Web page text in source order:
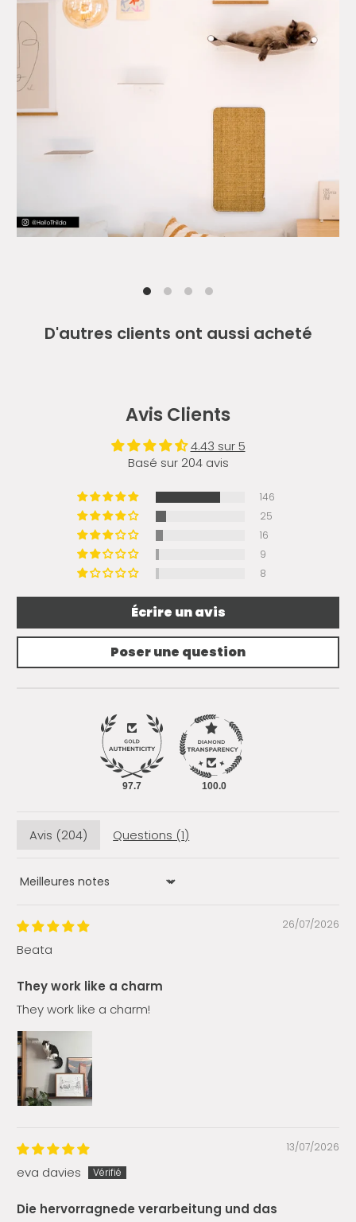
D'autres clients ont aussi acheté
Avis Clients
4.43 sur 5
Basé sur 204 avis
146
25
16
9
8
Écrire un avis
Poser une question
97.7 100.0
Avis (204) Questions (1)
Sort by
26/07/2026
Beata
They work like a charm
They work like a charm!
13/07/2026
eva davies
Die hervorragnede verarbeitung und das